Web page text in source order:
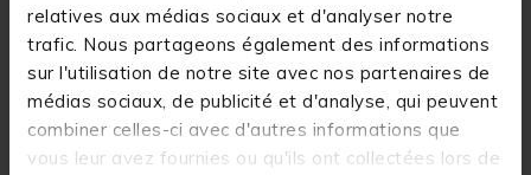
relatives aux médias sociaux et d'analyser notre
trafic. Nous partageons également des informations
sur l'utilisation de notre site avec nos partenaires de
médias sociaux, de publicité et d'analyse, qui peuvent
combiner celles-ci avec d'autres informations que
vous leur avez fournies ou qu'ils ont collectées lors de
Détails
Caractéristiques :
Bâti et bobine étanches IPX5
Technologie CNC avec pignon principal en laiton
Disques de frein HT-100 en fibre de carbone
5+1 roulements à billes protégés en inox avec bâti